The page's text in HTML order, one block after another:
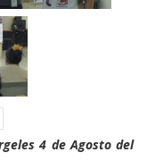
4 de Agosto del